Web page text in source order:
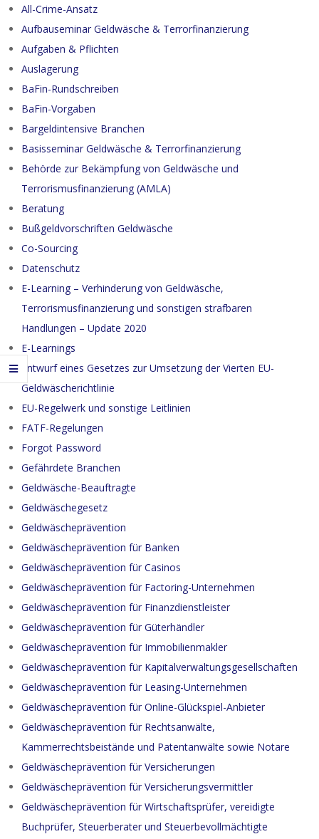
All-Crime-Ansatz
Aufbauseminar Geldwäsche & Terrorfinanzierung
Aufgaben & Pflichten
Auslagerung
BaFin-Rundschreiben
BaFin-Vorgaben
Bargeldintensive Branchen
Basisseminar Geldwäsche & Terrorfinanzierung
Behörde zur Bekämpfung von Geldwäsche und
Terrorismusfinanzierung (AMLA)
Beratung
Bußgeldvorschriften Geldwäsche
Co-Sourcing
Datenschutz
E-Learning – Verhinderung von Geldwäsche,
Terrorismusfinanzierung und sonstigen strafbaren
Handlungen – Update 2020
E-Learnings
Entwurf eines Gesetzes zur Umsetzung der Vierten EU-
Geldwäscherichtlinie
EU-Regelwerk und sonstige Leitlinien
FATF-Regelungen
Forgot Password
Gefährdete Branchen
Geldwäsche-Beauftragte
Geldwäschegesetz
Geldwäscheprävention
Geldwäscheprävention für Banken
Geldwäscheprävention für Casinos
Geldwäscheprävention für Factoring-Unternehmen
Geldwäscheprävention für Finanzdienstleister
Geldwäscheprävention für Güterhändler
Geldwäscheprävention für Immobilienmakler
Geldwäscheprävention für Kapitalverwaltungsgesellschaften
Geldwäscheprävention für Leasing-Unternehmen
Geldwäscheprävention für Online-Glückspiel-Anbieter
Geldwäscheprävention für Rechtsanwälte,
Kammerrechtsbeistände und Patentanwälte sowie Notare
Geldwäscheprävention für Versicherungen
Geldwäscheprävention für Versicherungsvermittler
Geldwäscheprävention für Wirtschaftsprüfer, vereidigte
Buchprüfer, Steuerberater und Steuerbevollmächtigte